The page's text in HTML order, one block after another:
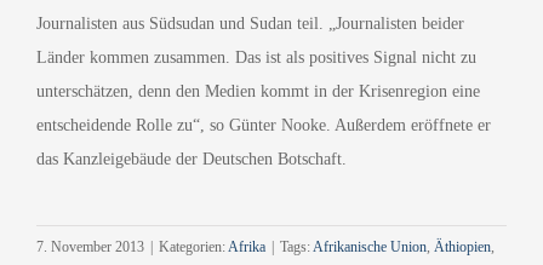
Journalisten aus Südsudan und Sudan teil. „Journalisten beider
Länder kommen zusammen. Das ist als positives Signal nicht zu
unterschätzen, denn den Medien kommt in der Krisenregion eine
entscheidende Rolle zu“, so Günter Nooke. Außerdem eröffnete er
das Kanzleigebäude der Deutschen Botschaft.
7. November 2013 | Kategorien: Afrika | Tags: Afrikanische Union Äthiopien